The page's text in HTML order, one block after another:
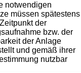
notwendigen
müssen spätestens
der
bzw. der
der Anlage
und gemäß ihrer
nutzbar